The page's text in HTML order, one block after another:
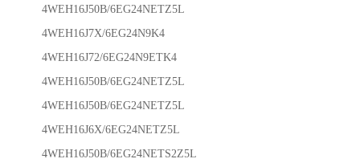
4WEH16J50B/6EG24NETZ5L
4WEH16J7X/6EG24N9K4
4WEH16J72/6EG24N9ETK4
4WEH16J50B/6EG24NETZ5L
4WEH16J50B/6EG24NETZ5L
4WEH16J6X/6EG24NETZ5L
4WEH16J50B/6EG24NETS2Z5L